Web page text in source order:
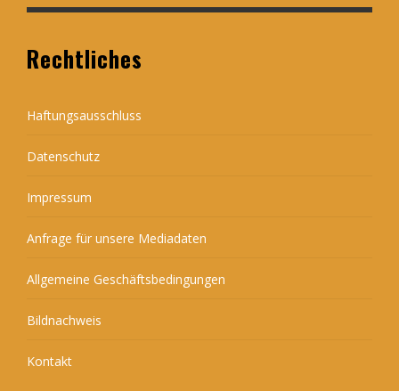
Rechtliches
Haftungsausschluss
Datenschutz
Impressum
Anfrage für unsere Mediadaten
Allgemeine Geschäftsbedingungen
Bildnachweis
Kontakt